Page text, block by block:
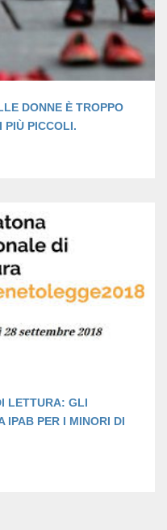
DONNE È TROPPO
PIÙ PICCOLI.
LETTURA: GLI
IPAB PER I MINORI DI